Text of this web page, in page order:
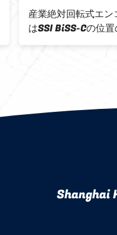
産業絶対回転式エ
はSSI BiSS-Cの位
ーをインターフェイ
Shanghai